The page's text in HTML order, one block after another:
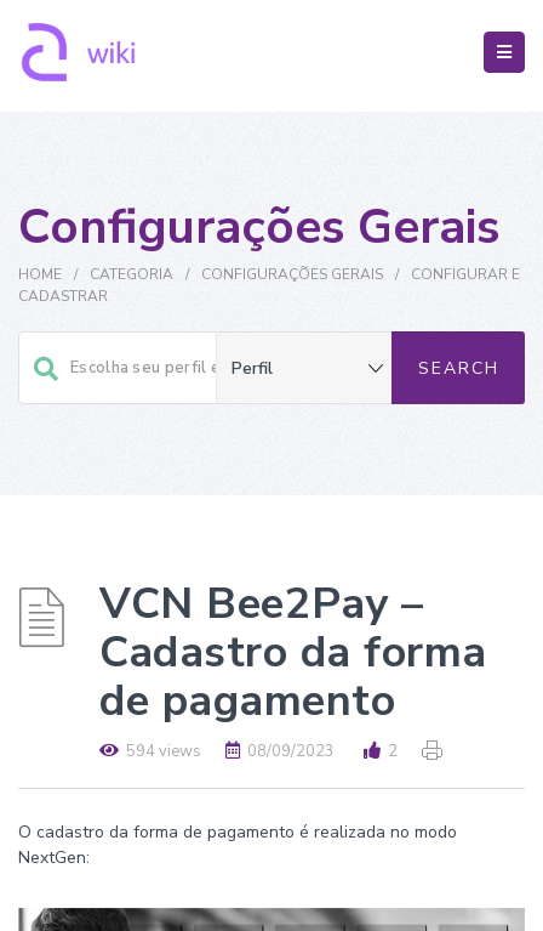
Configurações Gerais
HOME / CATEGORIA / CONFIGURAÇÕES GERAIS /
CONFIGURAR E
CADASTRAR
VCN Bee2Pay –
Cadastro da forma
de pagamento
594 views 08/09/2023 2
O cadastro da forma de pagamento é realizada no modo
NextGen: